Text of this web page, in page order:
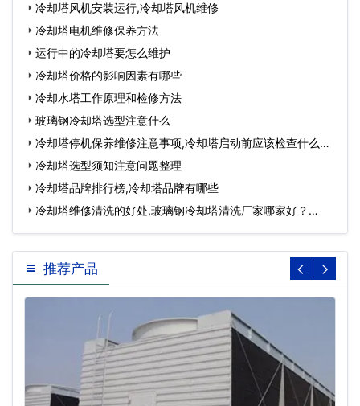
冷却塔风机安装运行,冷却塔风机维修
冷却塔电机维修保养方法
运行中的冷却塔要怎么维护
冷却塔价格的影响因素有哪些
冷却水塔工作原理和检修方法
玻璃钢冷却塔选型注意什么
冷却塔停机保养维修注意事项,冷却塔启动前应该检查什么…
冷却塔选型须知注意问题整理
冷却塔品牌排行榜,冷却塔品牌有哪些
冷却塔维修清洗的好处,玻璃钢冷却塔清洗厂家哪家好？…
推荐产品